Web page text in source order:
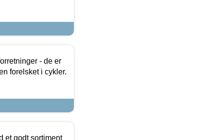
- de er
forelsket i cykler.
et godt sortiment